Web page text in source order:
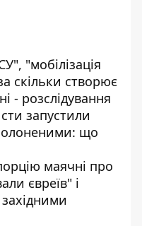
"мобілізація
скільки створює
- розслідування
запустили
що
маячні про
євреїв" і